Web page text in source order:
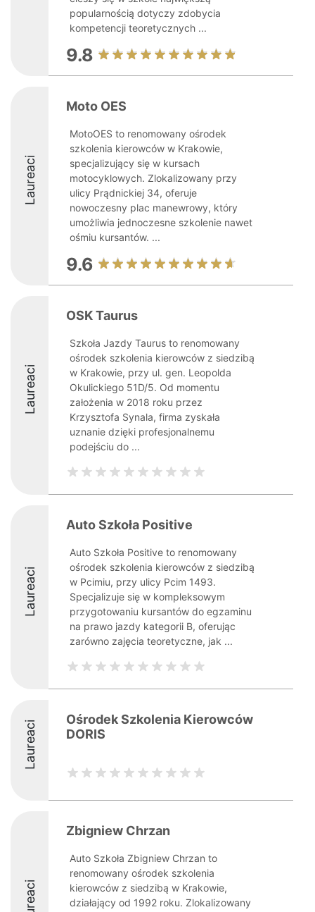
popularnością dotyczy zdobycia
kompetencji teoretycznych ...
9.8
Laureaci
Moto OES
MotoOES to renomowany ośrodek
szkolenia kierowców w Krakowie,
specjalizujący się w kursach
motocyklowych. Zlokalizowany przy
ulicy Prądnickiej 34, oferuje
nowoczesny plac manewrowy, który
umożliwia jednoczesne szkolenie nawet
ośmiu kursantów. ...
9.6
Laureaci
OSK Taurus
Szkoła Jazdy Taurus to renomowany
ośrodek szkolenia kierowców z siedzibą
w Krakowie, przy ul. gen. Leopolda
Okulickiego 51D/5. Od momentu
założenia w 2018 roku przez
Krzysztofa Synala, firma zyskała
uznanie dzięki profesjonalnemu
podejściu do ...
Laureaci
Auto Szkoła Positive
Auto Szkoła Positive to renomowany
ośrodek szkolenia kierowców z siedzibą
w Pcimiu, przy ulicy Pcim 1493.
Specjalizuje się w kompleksowym
przygotowaniu kursantów do egzaminu
na prawo jazdy kategorii B, oferując
zarówno zajęcia teoretyczne, jak ...
Laureaci
Ośrodek Szkolenia Kierowców
DORIS
Zbigniew Chrzan
Auto Szkoła Zbigniew Chrzan to
renomowany ośrodek szkolenia
kierowców z siedzibą w Krakowie,
działający od 1992 roku. Zlokalizowany